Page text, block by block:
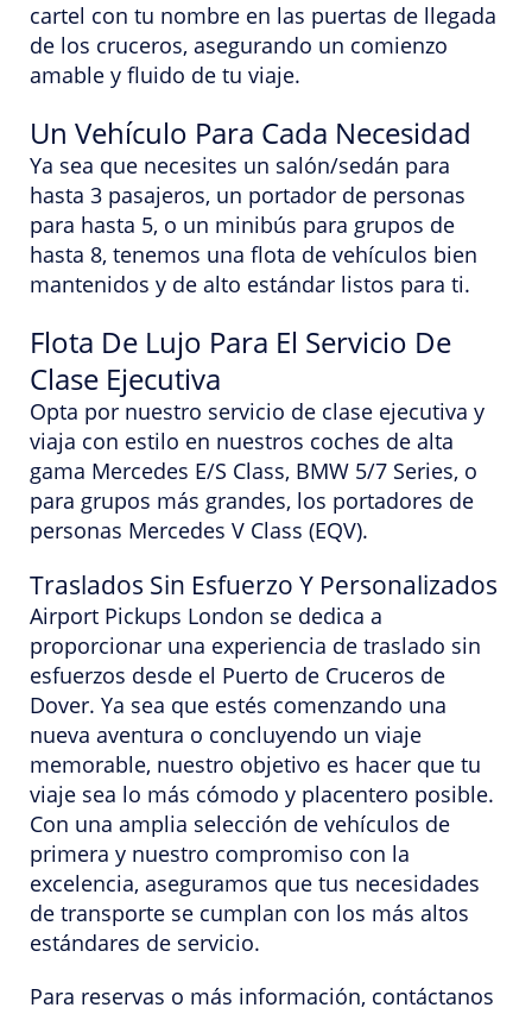
cartel con tu nombre en las puertas de llegada
de los cruceros, asegurando un comienzo
amable y fluido de tu viaje.
Un Vehículo Para Cada Necesidad
Ya sea que necesites un salón/sedán para
hasta 3 pasajeros, un portador de personas
para hasta 5, o un minibús para grupos de
hasta 8, tenemos una flota de vehículos bien
mantenidos y de alto estándar listos para ti.
Flota De Lujo Para El Servicio De
Clase Ejecutiva
Opta por nuestro servicio de clase ejecutiva y
viaja con estilo en nuestros coches de alta
gama Mercedes E/S Class, BMW 5/7 Series, o
para grupos más grandes, los portadores de
personas Mercedes V Class (EQV).
Traslados Sin Esfuerzo Y Personalizados
Airport Pickups London se dedica a
proporcionar una experiencia de traslado sin
esfuerzos desde el Puerto de Cruceros de
Dover. Ya sea que estés comenzando una
nueva aventura o concluyendo un viaje
memorable, nuestro objetivo es hacer que tu
viaje sea lo más cómodo y placentero posible.
Con una amplia selección de vehículos de
primera y nuestro compromiso con la
excelencia, aseguramos que tus necesidades
de transporte se cumplan con los más altos
estándares de servicio.
Para reservas o más información, contáctanos